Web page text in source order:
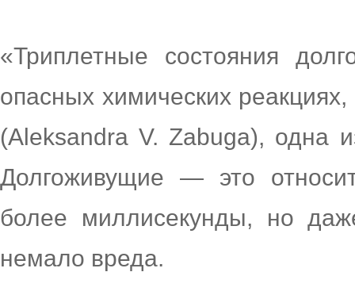
«Триплетные состояния
опасных химических
(Aleksandra V. Zabuga), одна
Долгоживущие — это
более миллисекунды, но
немало вреда.